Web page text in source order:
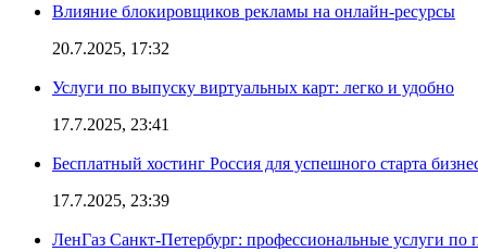
Влияние блокировщиков рекламы на онлайн-ресурсы
20.7.2025, 17:32
Услуги по выпуску виртуальных карт: легко и удобно
17.7.2025, 23:41
Бесплатный хостинг Россия для успешного старта
17.7.2025, 23:39
ЛенГаз Санкт-Петербург: профессиональные услуги по